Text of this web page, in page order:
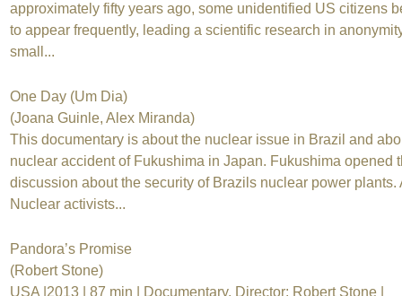
approximately fifty years ago, some unidentified US citizens
to appear frequently, leading a scientific research in
small...
One Day (Um Dia)
(Joana Guinle, Alex Miranda)
This documentary is about the nuclear issue in Brazil and
nuclear accident of Fukushima in Japan. Fukushima opened
discussion about the security of Brazils nuclear power plants.
Nuclear activists...
Pandora’s Promise
(Robert Stone)
USA |2013 | 87 min | Documentary. Director: Robert Stone |